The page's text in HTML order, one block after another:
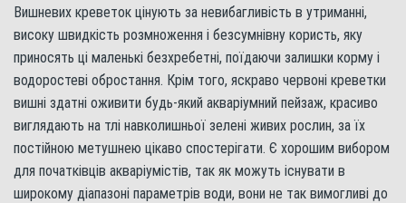
Вишневих креветок цінують за невибагливість в утриманні,
високу швидкість розмноження і безсумнівну користь, яку
приносять ці маленькі безхребетні, поїдаючи залишки корму і
водоростеві обростання. Крім того, яскраво червоні креветки
вишні здатні оживити будь-який акваріумний пейзаж, красиво
виглядають на тлі навколишньої зелені живих рослин, за їх
постійною метушнею цікаво спостерігати. Є хорошим вибором
для початківців акваріумістів, так як можуть існувати в
широкому діапазоні параметрів води, вони не так вимогливі до